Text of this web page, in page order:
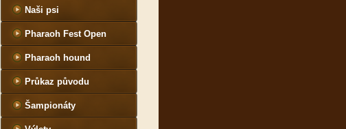
Naši psi
Pharaoh Fest Open
Pharaoh hound
Průkaz původu
Šampionáty